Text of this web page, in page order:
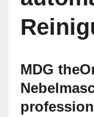
MDG